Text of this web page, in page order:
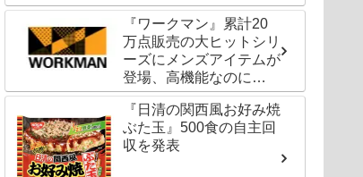
ールも
『ワークマン』累計20
万点販売の大ヒットシリ
ーズにメンズアイテムが
登場、高機能なのに
1000円以下〜の圧倒的
コスパ
『日清の関西風お好み焼
ぶた玉』500食の自主回
収を発表